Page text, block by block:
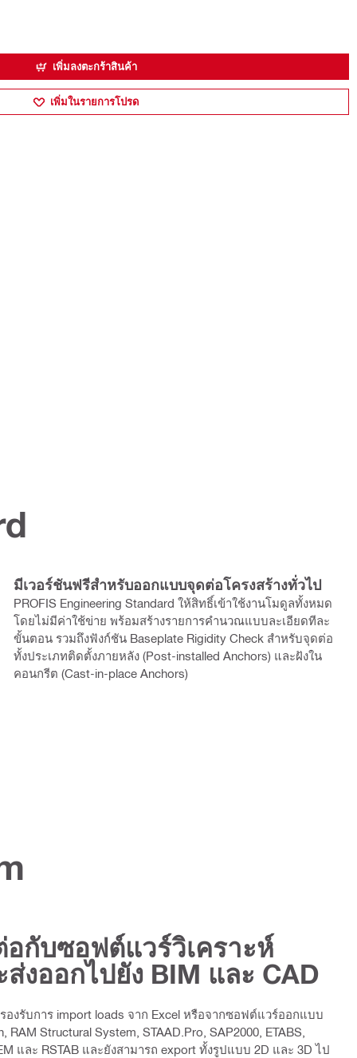
เพิ่มลงตะกร้าสินค้า
เพิ่มในรายการโปรด
มีเวอร์ชันฟรีสำหรับออกแบบจุดต่อโครงสร้างทั่วไป
PROFIS Engineering Standard ให้สิทธิ์เข้าใช้งานโมดูลทั้งหมด
โดยไม่มีค่าใช้ข่าย พร้อมสร้างรายการคำนวณแบบละเอียดทีละ
ขั้นตอน รวมถึงฟังก์ชัน Baseplate Rigidity Check สำหรับจุดต่อ
ทั้งประเภทติดตั้งภายหลัง (Post-installed Anchors) และฝังใน
คอนกรีต (Cast-in-place Anchors)
กับซอฟต์แวร์วิเคราะห์
ส่งออกไปยัง BIM และ CAD
รองรับการ import loads จาก Excel หรือจากซอฟต์แวร์ออกแบบ
RAM Structural System, STAAD.Pro, SAP2000, ETABS,
และ RSTAB และยังสามารถ export ทั้งรูปแบบ 2D และ 3D ไป